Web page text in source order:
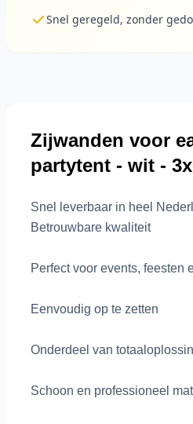
Snel geregeld, zonder
Zijwanden voor
partytent - wit -
Snel leverbaar in heel
Betrouwbare kwaliteit
Perfect voor events, feesten
Eenvoudig op te zetten
Onderdeel van
Schoon en professioneel